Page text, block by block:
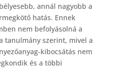
annál nagyobb a
hatás. Ennek
nem befolyásolná a
tanulmány szerint, mivel a
kibocsátás nem
és a többi